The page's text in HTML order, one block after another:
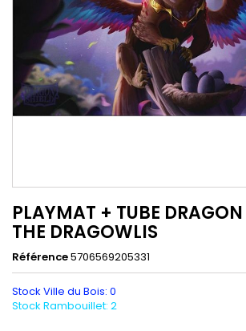
PLAYMAT + TUBE
THE DRAGOWLIS
Référence5706569205331
Stock Ville du Bois: 0
Stock Rambouillet: 2